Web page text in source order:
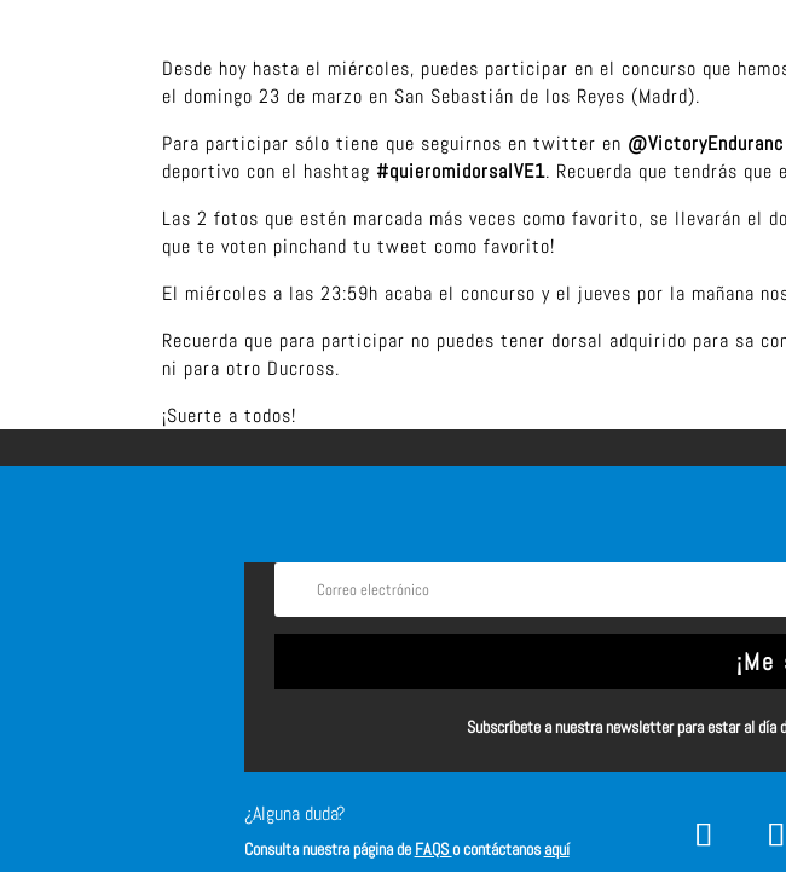
Desde hoy hasta el miércoles, puedes participar en el concurso que
el domingo 23 de marzo en San Sebastián de los Reyes (Madrd).
Para participar sólo tiene que seguirnos en twitter en @VictoryEnduranc
deportivo con el hashtag #quieromidorsalVE1. Recuerda que tendrás
Las 2 fotos que estén marcada más veces como favorito, se llevarán el
que te voten pinchand tu tweet como favorito!
El miércoles a las 23:59h acaba el concurso y el jueves por la mañana
Recuerda que para participar no puedes tener dorsal adquirido para sa
ni para otro Ducross.
¡Suerte a todos!
Subscríbete a nuestra newsletter para estar al día
¿Alguna duda?
Consulta nuestra página de FAQSo contáctanosaquí